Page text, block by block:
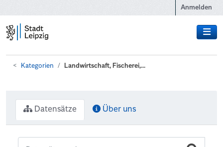
Anmelden
Kategorien Landwirtschaft, Fischerei,...
Datensätze Über uns